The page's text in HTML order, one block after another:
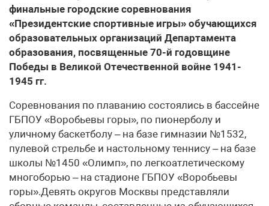
финальные городские соревнования
«Президентские спортивные игры» обучающихся
образовательных организаций Департамента
образования, посвященные 70-й годовщине
Победы в Великой Отечественной войне 1941-
1945 гг.
Соревнования по плаванию состоялись в бассейне
ГБПОУ «Воробьевы горы», по пионерболу и
уличному баскетболу – на базе гимназии №1532,
пулевой стрельбе и настольному теннису – на базе
школы №1450 «Олимп», по легкоатлетическому
многоборью – на стадионе ГБПОУ «Воробьевы
горы».Девять округов Москвы представляли